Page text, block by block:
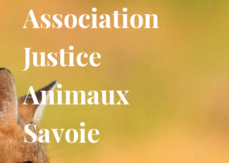
Association
Justice
Animaux
Savoie